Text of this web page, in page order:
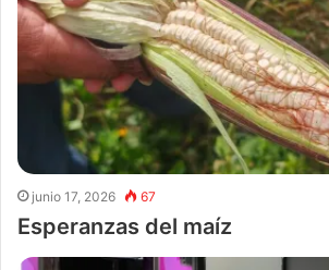
junio 17, 2026 67
Esperanzas del maíz